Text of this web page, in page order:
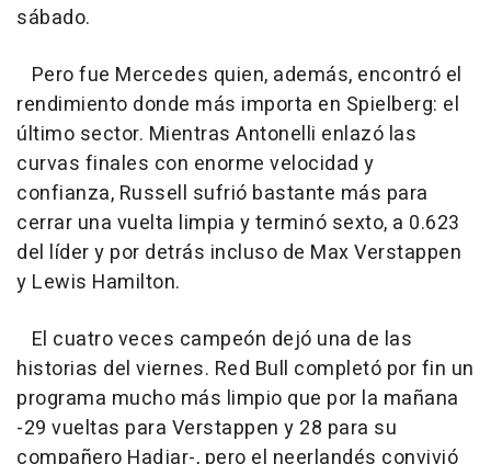
sábado.
Pero fue Mercedes quien, además, encontró el
rendimiento donde más importa en Spielberg: el
último sector. Mientras Antonelli enlazó las
curvas finales con enorme velocidad y
confianza, Russell sufrió bastante más para
cerrar una vuelta limpia y terminó sexto, a 0.623
del líder y por detrás incluso de Max Verstappen
y Lewis Hamilton.
El cuatro veces campeón dejó una de las
historias del viernes. Red Bull completó por fin un
programa mucho más limpio que por la mañana
-29 vueltas para Verstappen y 28 para su